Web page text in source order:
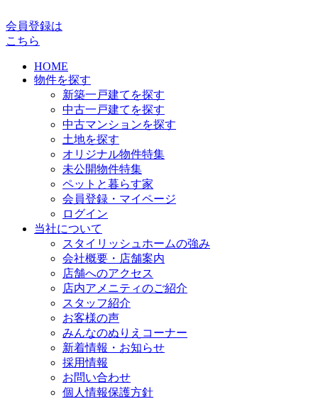
会員登録は
こちら
HOME
物件を探す
新築一戸建てを探す
中古一戸建てを探す
中古マンションを探す
土地を探す
オリジナル物件特集
未公開物件特集
ペットと暮らす家
会員登録・マイページ
ログイン
当社について
スタイリッシュホームの強み
会社概要・店舗案内
店舗へのアクセス
店内アメニティのご紹介
スタッフ紹介
お客様の声
みんなのぬりえコーナー
新着情報・お知らせ
採用情報
お問い合わせ
個人情報保護方針